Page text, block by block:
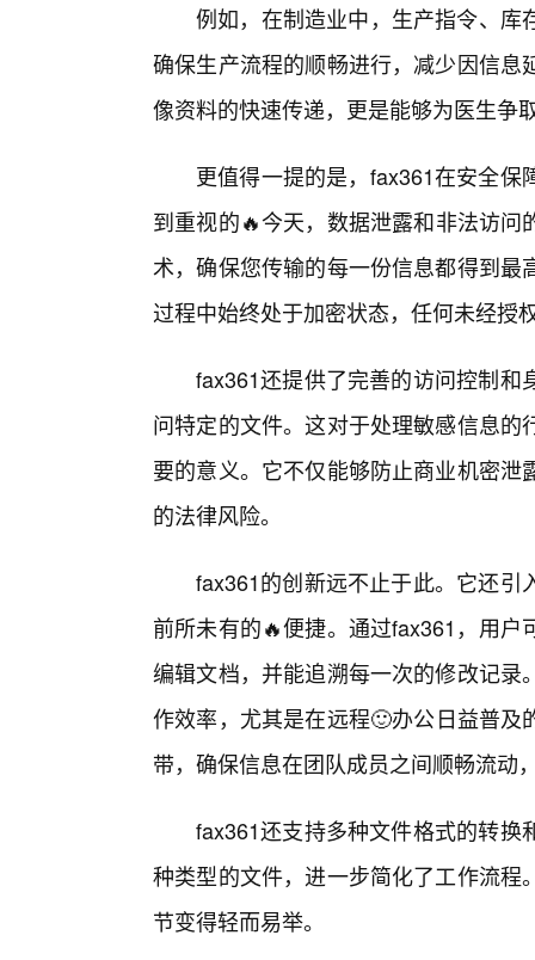
例如，在制造业中，生产指令、库
确保生产流程的顺畅进行，减少因信
像资料的快速传递，更是能够为医生争
更值得一提的是，fax361在安全
到重视的🔥今天，数据泄露和非法访
术，确保您传输的每一份信息都得到
过程中始终处于加密状态，任何未经授
fax361还提供了完善的访问控制和
问特定的文件。这对于处理敏感信息
要的意义。它不仅能够防止商业机密
的法律风险。
fax361的创新远不止于此。它还引
前所未有的🔥便捷。通过fax361，用
编辑文档，并能追溯每一次的修改记
作效率，尤其是在远程🙂办公日益普
带，确保信息在团队成员之间顺畅流动
fax361还支持多种文件格式的转换
种类型的文件，进一步简化了工作流
节变得轻而易举。